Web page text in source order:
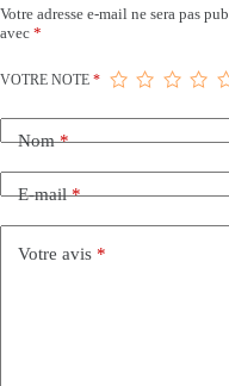
Votre adresse e-mail ne sera pas
avec *
VOTRE NOTE *
Nom*
E-mail*
Votre avis *